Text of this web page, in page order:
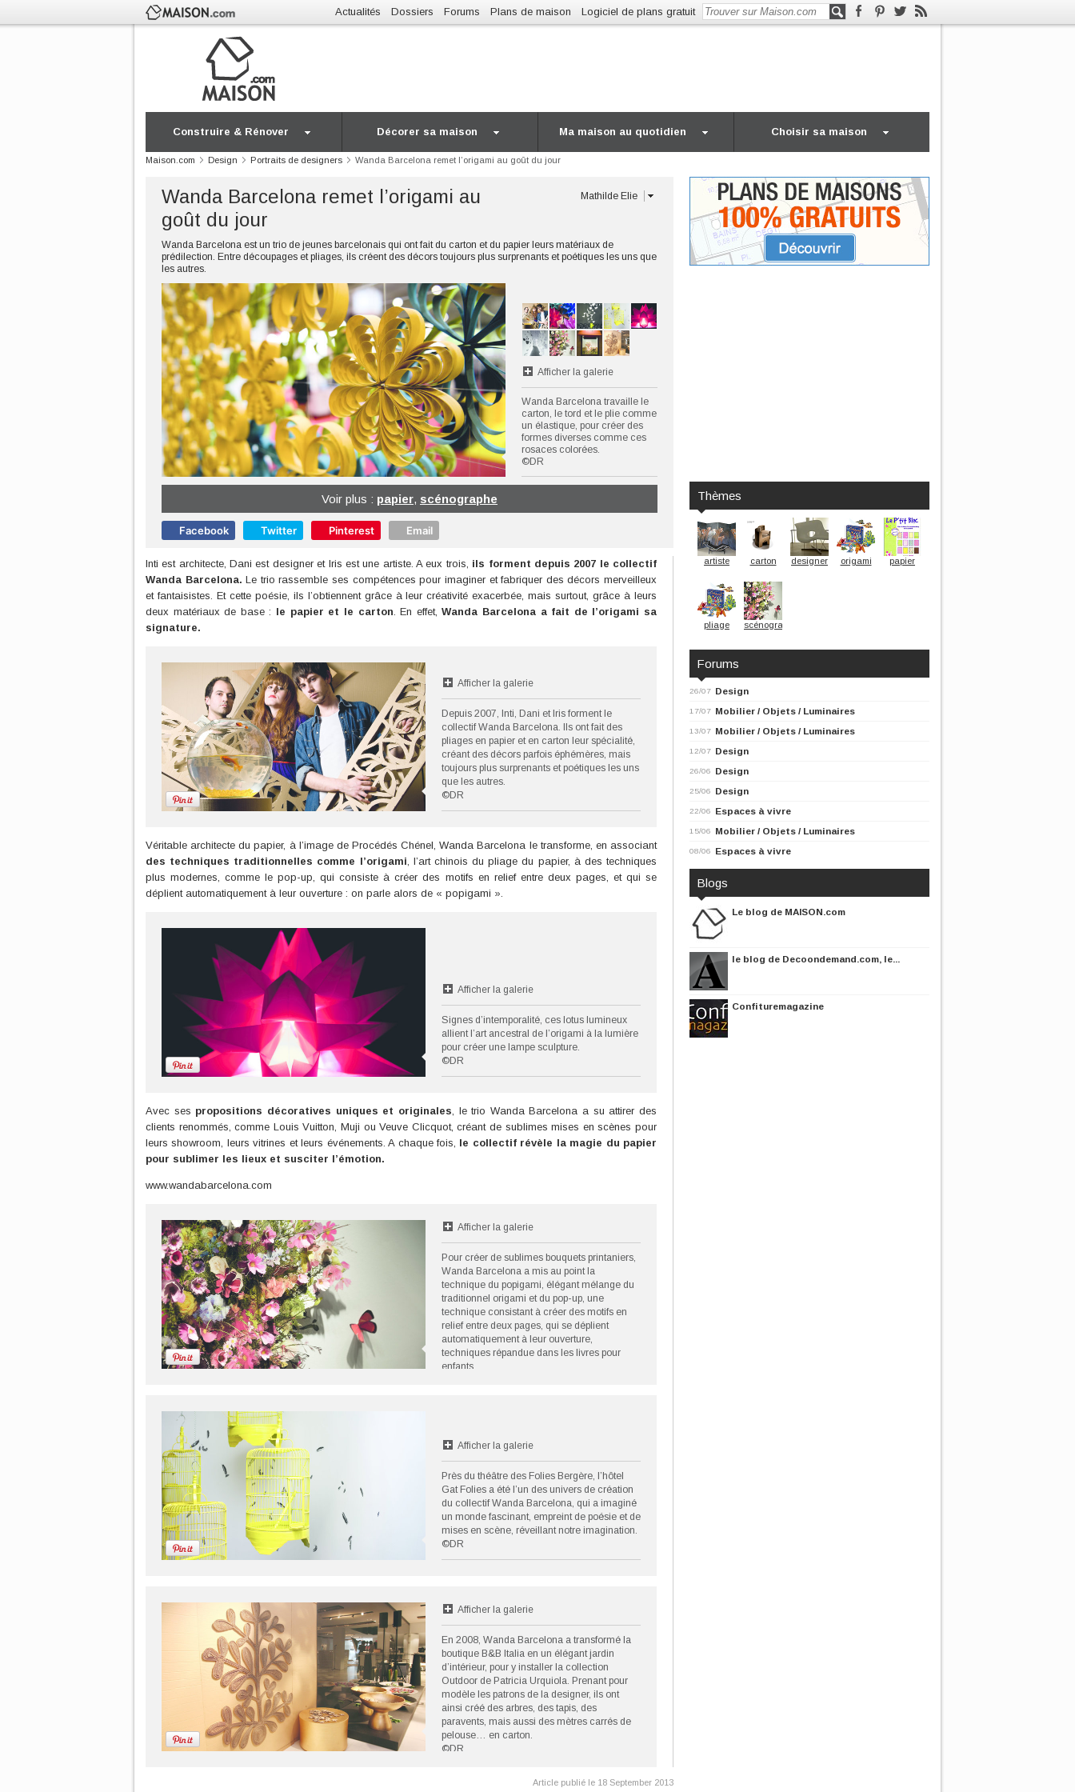
Actualités Dossiers Forums Plans de maison Logiciel de plans gratuit
Construire & Rénover Décorer sa maison Ma maison au quotidien Choisir sa maison
Maison.com Design Portraits de designers Wanda Barcelona remet l’origami au goût du jour
Wanda Barcelona remet l’origami au
goût du jour
Mathilde Elie
Wanda Barcelona est un trio de jeunes barcelonais qui ont fait du carton et du papier leurs matériaux de
prédilection. Entre découpages et pliages, ils créent des décors toujours plus surprenants et poétiques les uns que
les autres.
Afficher la galerie
Wanda Barcelona travaille le
carton, le tord et le plie comme
un élastique, pour créer des
formes diverses comme ces
rosaces colorées.
©DR
Voir plus : papier, scénographe
Facebook Twitter Pinterest Email
Inti est architecte, Dani est designer et Iris est une artiste. A eux trois, ils forment depuis 2007 le collectif
Wanda Barcelona. Le trio rassemble ses compétences pour imaginer et fabriquer des décors merveilleux
et fantaisistes. Et cette poésie, ils l’obtiennent grâce à leur créativité exacerbée, mais surtout, grâce à leurs
deux matériaux de base : le papier et le carton. En effet,Wanda Barcelona a fait de l’origami sa
signature.
Afficher la galerie
Depuis 2007, Inti, Dani et Iris forment le
collectif Wanda Barcelona. Ils ont fait des
pliages en papier et en carton leur spécialité,
créant des décors parfois éphémères, mais
toujours plus surprenants et poétiques les uns
que les autres.
©DR
Véritable architecte du papier, à l’image de Procédés Chénel, Wanda Barcelona le transforme, en associant
des techniques traditionnelles comme l’origami, l’art chinois du pliage du papier, à des techniques
plus modernes, comme le pop-up, qui consiste à créer des motifs en relief entre deux pages, et qui se
déplient automatiquement à leur ouverture : on parle alors de « popigami ».
Afficher la galerie
Signes d’intemporalité, ces lotus lumineux
allient l’art ancestral de l’origami à la lumière
pour créer une lampe sculpture.
©DR
Avec ses propositions décoratives uniques et originales, le trio Wanda Barcelona a su attirer des
clients renommés, comme Louis Vuitton, Muji ou Veuve Clicquot, créant de sublimes mises en scènes pour
leurs showroom, leurs vitrines et leurs événements. A chaque fois, le collectif révèle la magie du papier
pour sublimer les lieux et susciter l’émotion.
www.wandabarcelona.com
Afficher la galerie
Pour créer de sublimes bouquets printaniers,
Wanda Barcelona a mis au point la
technique du popigami, élégant mélange du
traditionnel origami et du pop-up, une
technique consistant à créer des motifs en
relief entre deux pages, qui se déplient
automatiquement à leur ouverture,
techniques répandue dans les livres pour
enfants.
Afficher la galerie
Près du théâtre des Folies Bergère, l’hôtel
Gat Folies a été l’un des univers de création
du collectif Wanda Barcelona, qui a imaginé
un monde fascinant, empreint de poésie et de
mises en scène, réveillant notre imagination.
©DR
Afficher la galerie
En 2008, Wanda Barcelona a transformé la
boutique B&B Italia en un élégant jardin
d’intérieur, pour y installer la collection
Outdoor de Patricia Urquiola. Prenant pour
modèle les patrons de la designer, ils ont
ainsi créé des arbres, des tapis, des
paravents, mais aussi des mètres carrés de
pelouse… en carton.
©DR
Article publié le 18 September 2013
Thèmes
artiste carton designer origami papier
pliage scénographe
Forums
26/07 Design
17/07 Mobilier / Objets / Luminaires
13/07 Mobilier / Objets / Luminaires
12/07 Design
26/06 Design
25/06 Design
22/06 Espaces à vivre
15/06 Mobilier / Objets / Luminaires
08/06 Espaces à vivre
Blogs
Le blog de MAISON.com
le blog de Decoondemand.com, le...
Confituremagazine